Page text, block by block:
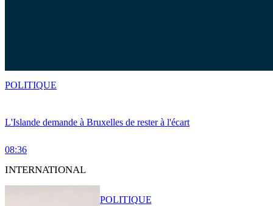
L'Islande demande à Bruxelles de rester à l'écart
08:36
POLITIQUE
INTERNATIONAL
POLITIQUE